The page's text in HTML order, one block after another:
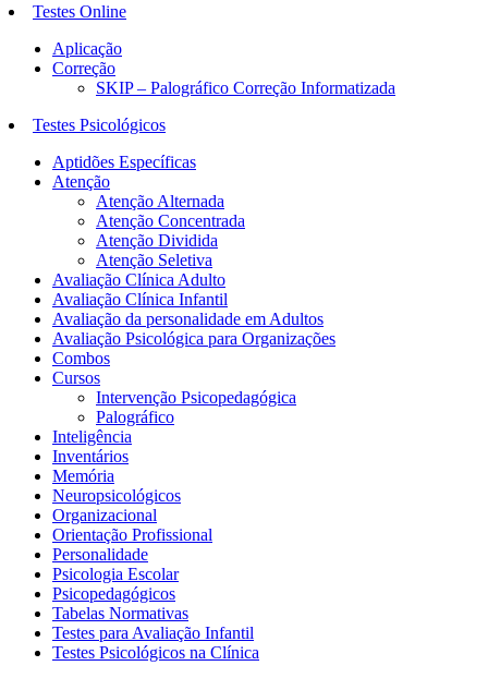
Testes Online
Aplicação
Correção
SKIP – Palográfico Correção Informatizada
Testes Psicológicos
Aptidões Específicas
Atenção
Atenção Alternada
Atenção Concentrada
Atenção Dividida
Atenção Seletiva
Avaliação Clínica Adulto
Avaliação Clínica Infantil
Avaliação da personalidade em Adultos
Avaliação Psicológica para Organizações
Combos
Cursos
Intervenção Psicopedagógica
Palográfico
Inteligência
Inventários
Memória
Neuropsicológicos
Organizacional
Orientação Profissional
Personalidade
Psicologia Escolar
Psicopedagógicos
Tabelas Normativas
Testes para Avaliação Infantil
Testes Psicológicos na Clínica